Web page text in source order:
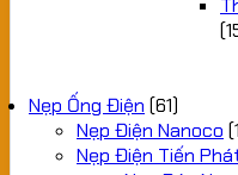
Nẹp Ống Điện (61)
Nẹp Điện Nanoco
Nẹp Điện Tiến